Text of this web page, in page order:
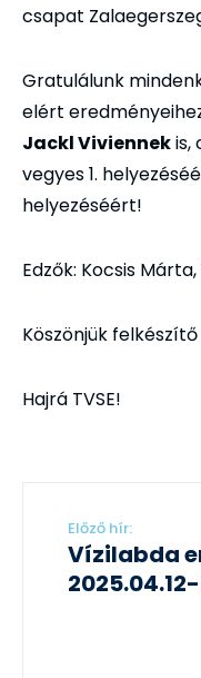
csapat
Gratulálunk
elért
Jackl Viviennekis,
vegyes 1.
helyezéséért!
Edzők: Kocsis
Köszönjük
Hajrá TVSE!
Előző hír:
Vízilabda
2025.04.12-